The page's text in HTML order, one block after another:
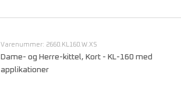
Varenummer: 2660.KL160.W.XS
Dame- og Herre-kittel, Kort - KL-160 med
applikationer